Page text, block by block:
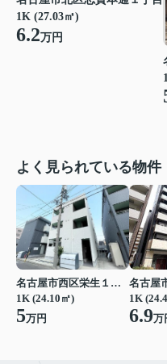
1K (27.03㎡)
6.2万円
よく見られている物件
名古屋市西区栄生１丁目
1K (24.10㎡)
5万円
1K
6.9万